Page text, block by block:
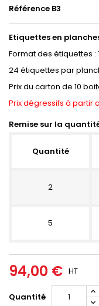
Référence B3
Etiquettes en
Format des étiquettes :
24 étiquettes par
Prix du carton de 10
Prix dégressifs à partir
Remise sur la
Quantité
2
5
94,00 € HT
Quantité